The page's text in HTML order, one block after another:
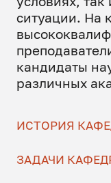
ситуации. На
кандидаты
различных
ИСТОРИЯ
ЗАДАЧИ